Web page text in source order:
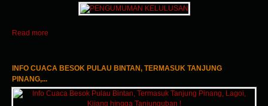
Read more
INFO CUACA BESOK PULAU BINTAN, TERMASUK TANJUNG
PINANG,...